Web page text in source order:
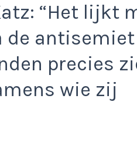
“Het lijkt
de antisemiet
precies
wie zij